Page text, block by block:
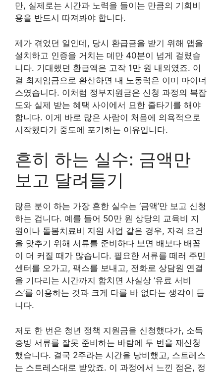
만, 실제로는 시간과 노력을 들이는 만큼의 기회비
용을 반드시 따져봐야 합니다.
제가 겪었던 일인데, 당시 환급금을 받기 위해 앱을
설치하고 인증을 거치는 데만 40분이 넘게 걸렸습
니다. 기대했던 환급액은 고작 1만 원 내외였죠. 이
걸 최저임금으로 환산하면 내 노동력은 이미 마이너
스였습니다. 이처럼 정부지원금은 신청 과정의 복잡
도와 실제 받는 혜택 사이에서 묘한 줄타기를 해야
합니다. 이게 바로 많은 사람이 처음에 의욕적으로
시작했다가 중도에 포기하는 이유입니다.
흔히 하는 실수: 금액만
보고 달려들기
많은 분이 하는 가장 흔한 실수는 ‘금액’만 보고 신청
하는 겁니다. 예를 들어 50만 원 상당의 교육비 지
원이나 돌봄치료비 지원 사업 같은 경우, 자격 요건
을 맞추기 위해 서류를 준비하다 보면 배보다 배꼽
이 더 커질 때가 많습니다. 필요한 서류를 떼러 주민
센터를 오가고, 팩스를 보내고, 전화로 상담원 연결
을 기다리는 시간까지 합치면 사실상 ‘유료 서비
스’를 이용하는 것과 크게 다를 바 없다는 생각이 듭
니다.
저도 한 번은 청년 정책 지원금을 신청했다가, 소득
증빙 서류를 잘못 준비하는 바람에 두 번을 재신청
했습니다. 결국 2주라는 시간을 낭비했고, 스트레스
는 스트레스대로 받았죠. 이 과정에서 느낀 점은, 정